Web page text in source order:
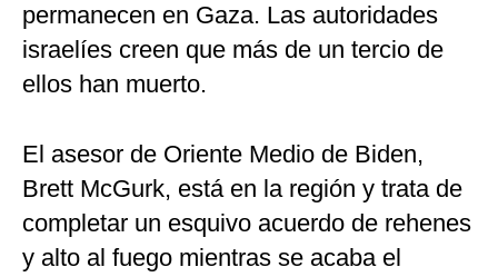
permanecen en Gaza. Las autoridades
israelíes creen que más de un tercio de
ellos han muerto.
El asesor de Oriente Medio de Biden,
Brett McGurk, está en la región y trata de
completar un esquivo acuerdo de rehenes
y alto al fuego mientras se acaba el